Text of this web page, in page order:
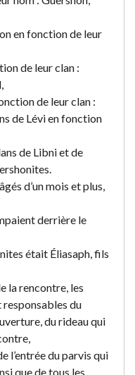
en fonction de leur
de leur clan :
de leur clan :
de Lévi en fonction
de Libni et de
d’un mois et plus,
derrière le
était Éliasaph, fils
la rencontre, les
responsables du
du rideau qui
l’entrée du parvis qui
que de tous les